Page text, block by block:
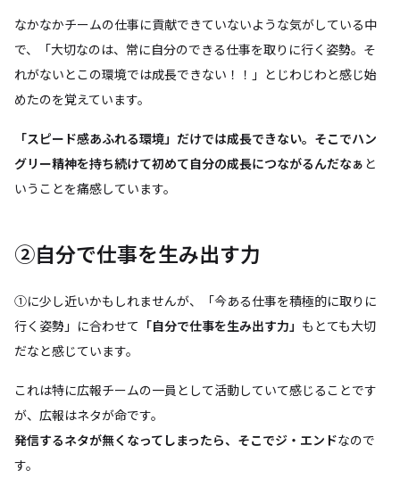
なかなかチームの仕事に貢献できていないような気がしている中
で、「大切なのは、常に自分のできる仕事を取りに行く姿勢。そ
れがないとこの環境では成長できない！！」とじわじわと感じ始
めたのを覚えています。
「スピード感あふれる環境」だけでは成長できない。そこでハン
グリー精神を持ち続けて初めて自分の成長につながるんだなぁ と
いうことを痛感しています。
②自分で仕事を生み出す力
①に少し近いかもしれませんが、「今ある仕事を積極的に取りに
行く姿勢」に合わせて 「自分で仕事を生み出す力」 もとても大切
だなと感じています。
これは特に広報チームの一員として活動していて感じることです
が、広報はネタが命です。
発信するネタが無くなってしまったら、そこでジ・エンドなので
す。